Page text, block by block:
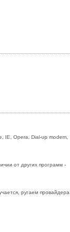
IE, Opera, Dial-up modem,
от других программ -
ругаем провайдера